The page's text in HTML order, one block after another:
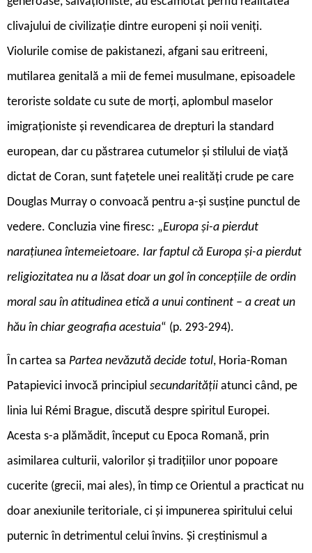
clivajului de civilizație dintre europeni și noii veniți.
Violurile comise de pakistanezi, afgani sau eritreeni,
mutilarea genitală a mii de femei musulmane, episoadele
teroriste soldate cu sute de morți, aplombul maselor
imigraționiste și revendicarea de drepturi la standard
european, dar cu păstrarea cutumelor și stilului de viață
dictat de Coran, sunt fațetele unei realități crude pe care
Douglas Murray o convoacă pentru a-și susține punctul de
vedere. Concluzia vine firesc: „Europa și-a pierdut
narațiunea întemeietoare. Iar faptul că Europa și-a pierdut
religiozitatea nu a lăsat doar un gol în concepțiile de ordin
moral sau în atitudinea etică a unui continent – a creat un
hău în chiar geografia acestuia“ (p. 293-294).
În cartea sa Partea nevăzută decide totul, Horia-Roman
Patapievici invocă principiul secundarității atunci când, pe
linia lui Rémi Brague, discută despre spiritul Europei.
Acesta s-a plămădit, început cu Epoca Romană, prin
asimilarea culturii, valorilor și tradițiilor unor popoare
cucerite (grecii, mai ales), în timp ce Orientul a practicat nu
doar anexiunile teritoriale, ci și impunerea spiritului celui
puternic în detrimentul celui învins. Și creștinismul a